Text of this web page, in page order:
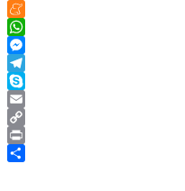
LinkedIn
Meneame
WhatsApp
Messenger
Telegram
Skype
Email
Copy
Link
Print